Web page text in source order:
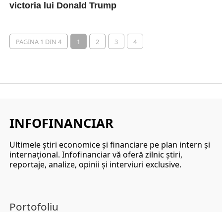
victoria lui Donald Trump
prezidențiale din 2024 din...
PAGINA 1 DIN 4 1 2 3 4
INFOFINANCIAR
Ultimele ştiri economice şi financiare pe plan intern şi
internaţional. Infofinanciar vă oferă zilnic ştiri,
reportaje, analize, opinii şi interviuri exclusive.
Portofoliu